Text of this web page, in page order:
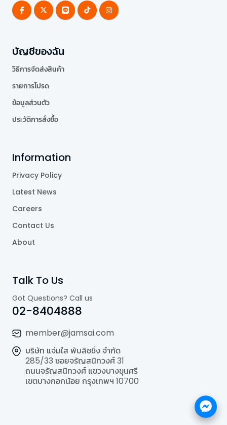
บัญชีของฉัน
วิธีการจัดส่งสินค้า
รายการโปรด
ข้อมูลส่วนตัว
ประวัติการสั่งซื้อ
Information
Privacy Policy
Latest News
Careers
Contact Us
About
Talk To Us
Got Questions? Call us
02-8404888
member@jamsai.com
บริษัท แจ่มใส พับลิชชิ่ง จำกัด
285/33 ซอยจรัญสนิทวงศ์ 31
ถนนจรัญสนิทวงศ์ แขวงบางขุนศรี
เขตบางกอกน้อย กรุงเทพฯ 10700